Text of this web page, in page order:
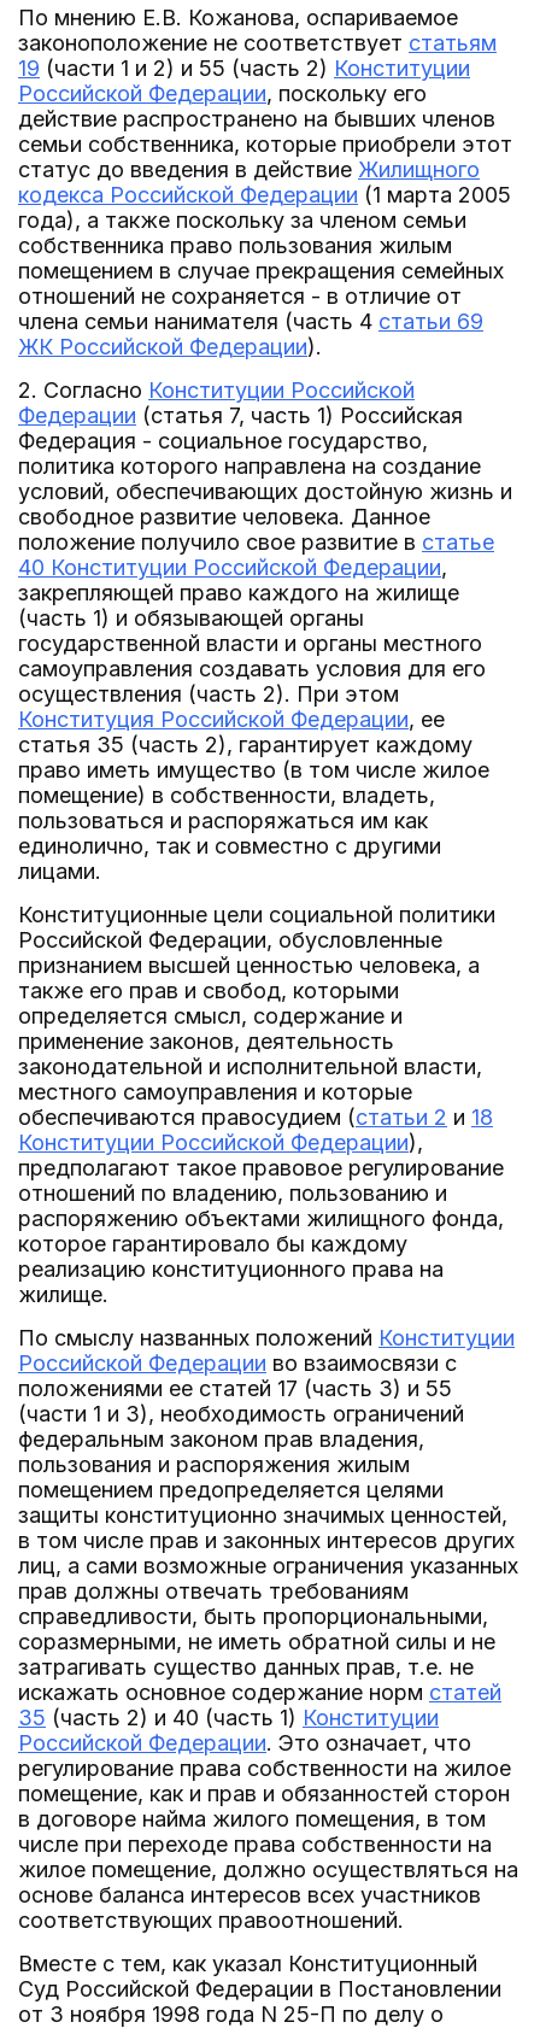
По мнению Е.В. Кожанова, оспариваемое
законоположение не соответствует статьям
19 (части 1 и 2) и 55 (часть 2) Конституции
Российской Федерации, поскольку его
действие распространено на бывших членов
семьи собственника, которые приобрели этот
статус до введения в действие Жилищного
кодекса Российской Федерации (1 марта 2005
года), а также поскольку за членом семьи
собственника право пользования жилым
помещением в случае прекращения семейных
отношений не сохраняется - в отличие от
члена семьи нанимателя (часть 4 статьи 69
ЖК Российской Федерации).
2. Согласно Конституции Российской
Федерации (статья 7, часть 1) Российская
Федерация - социальное государство,
политика которого направлена на создание
условий, обеспечивающих достойную жизнь и
свободное развитие человека. Данное
положение получило свое развитие в статье
40 Конституции Российской Федерации,
закрепляющей право каждого на жилище
(часть 1) и обязывающей органы
государственной власти и органы местного
самоуправления создавать условия для его
осуществления (часть 2). При этом
Конституция Российской Федерации, ее
статья 35 (часть 2), гарантирует каждому
право иметь имущество (в том числе жилое
помещение) в собственности, владеть,
пользоваться и распоряжаться им как
единолично, так и совместно с другими
лицами.
Конституционные цели социальной политики
Российской Федерации, обусловленные
признанием высшей ценностью человека, а
также его прав и свобод, которыми
определяется смысл, содержание и
применение законов, деятельность
законодательной и исполнительной власти,
местного самоуправления и которые
обеспечиваются правосудием (статьи 2 и 18
Конституции Российской Федерации),
предполагают такое правовое регулирование
отношений по владению, пользованию и
распоряжению объектами жилищного фонда,
которое гарантировало бы каждому
реализацию конституционного права на
жилище.
По смыслу названных положений Конституции
Российской Федерации во взаимосвязи с
положениями ее статей 17 (часть 3) и 55
(части 1 и 3), необходимость ограничений
федеральным законом прав владения,
пользования и распоряжения жилым
помещением предопределяется целями
защиты конституционно значимых ценностей,
в том числе прав и законных интересов других
лиц, а сами возможные ограничения указанных
прав должны отвечать требованиям
справедливости, быть пропорциональными,
соразмерными, не иметь обратной силы и не
затрагивать существо данных прав, т.е. не
искажать основное содержание норм статей
35 (часть 2) и 40 (часть 1) Конституции
Российской Федерации. Это означает, что
регулирование права собственности на жилое
помещение, как и прав и обязанностей сторон
в договоре найма жилого помещения, в том
числе при переходе права собственности на
жилое помещение, должно осуществляться на
основе баланса интересов всех участников
соответствующих правоотношений.
Вместе с тем, как указал Конституционный
Суд Российской Федерации в Постановлении
от 3 ноября 1998 года N 25-П по делу о